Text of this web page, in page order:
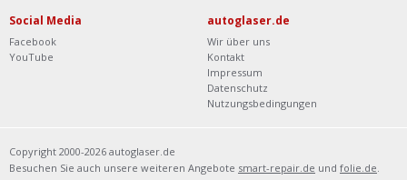
Social Media
Facebook
YouTube
autoglaser.de
Wir über uns
Kontakt
Impressum
Datenschutz
Nutzungsbedingungen
Copyright 2000-2026 autoglaser.de
Besuchen Sie auch unsere weiteren Angebote smart-repair.de und folie.de.